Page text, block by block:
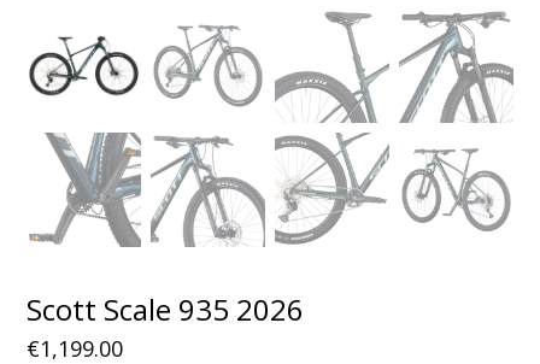
Scott Scale 935 2026
€1,199.00